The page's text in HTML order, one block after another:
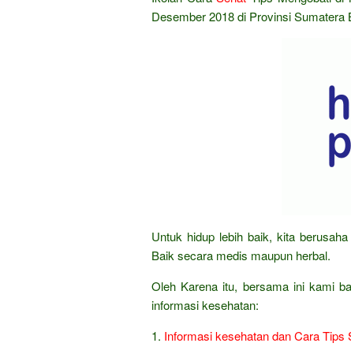
Desember 2018 di Provinsi Sumatera
Untuk hidup lebih baik, kita
Baik secara medis maupun herbal.
Oleh Karena itu, bersama ini kami
informasi kesehatan:
1. Informasi kesehatan dan Cara Tips